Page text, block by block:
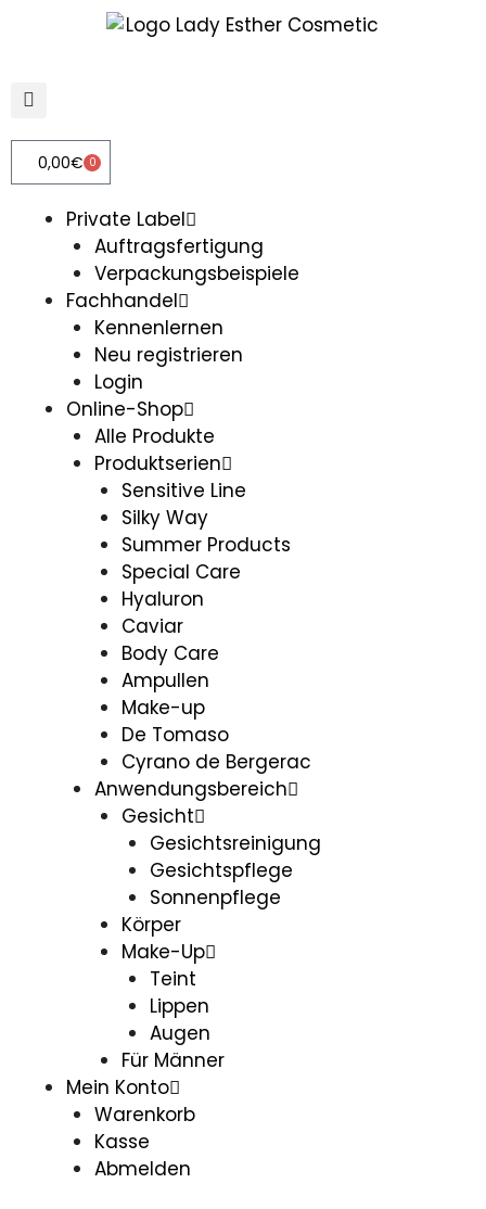
0,00€ 0
Private Label
Auftragsfertigung
Verpackungsbeispiele
Fachhandel
Kennenlernen
Neu registrieren
Login
Online-Shop
Alle Produkte
Produktserien
Sensitive Line
Silky Way
Summer Products
Special Care
Hyaluron
Caviar
Body Care
Ampullen
Make-up
De Tomaso
Cyrano de Bergerac
Anwendungsbereich
Gesicht
Gesichtsreinigung
Gesichtspflege
Sonnenpflege
Körper
Make-Up
Teint
Lippen
Augen
Für Männer
Mein Konto
Warenkorb
Kasse
Abmelden